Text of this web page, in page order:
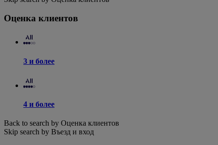
Оценка клиентов
3 и более
4 и более
Back to search by Оценка клиентов
Skip search by Въезд и вход